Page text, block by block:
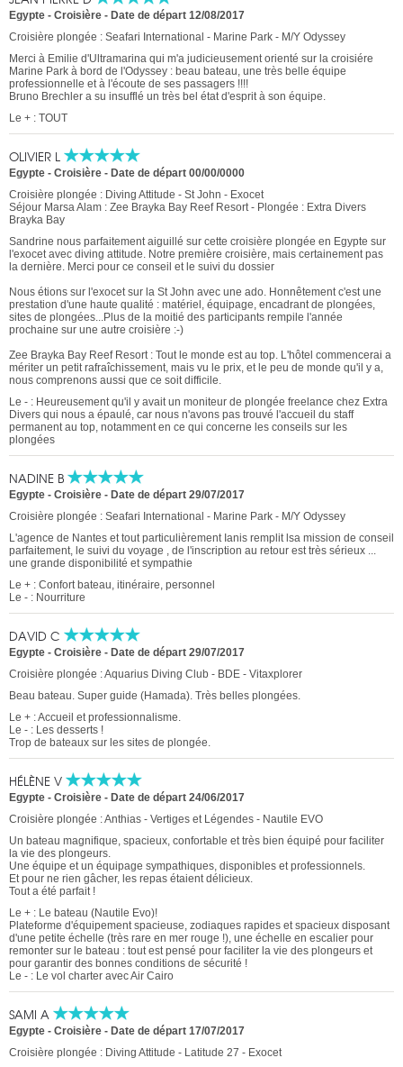
Egypte - Croisière - Date de départ 12/08/2017
Croisière plongée : Seafari International - Marine Park - M/Y Odyssey
Merci à Emilie d'Ultramarina qui m'a judicieusement orienté sur la croisiére
Marine Park à bord de l'Odyssey : beau bateau, une très belle équipe
professionnelle et à l'écoute de ses passagers !!!!
Bruno Brechler a su insufflé un très bel état d'esprit à son équipe.
Le + : TOUT
OLIVIER L
Egypte - Croisière - Date de départ 00/00/0000
Croisière plongée : Diving Attitude - St John - Exocet
Séjour Marsa Alam : Zee Brayka Bay Reef Resort - Plongée : Extra Divers
Brayka Bay
Sandrine nous parfaitement aiguillé sur cette croisière plongée en Egypte sur
l'exocet avec diving attitude. Notre première croisière, mais certainement pas
la dernière. Merci pour ce conseil et le suivi du dossier
Nous étions sur l'exocet sur la St John avec une ado. Honnêtement c'est une
prestation d'une haute qualité : matériel, équipage, encadrant de plongées,
sites de plongées...Plus de la moitié des participants rempile l'année
prochaine sur une autre croisière :-)
Zee Brayka Bay Reef Resort : Tout le monde est au top. L'hôtel commencerai a
mériter un petit rafraîchissement, mais vu le prix, et le peu de monde qu'il y a,
nous comprenons aussi que ce soit difficile.
Le - : Heureusement qu'il y avait un moniteur de plongée freelance chez Extra
Divers qui nous a épaulé, car nous n'avons pas trouvé l'accueil du staff
permanent au top, notamment en ce qui concerne les conseils sur les
plongées
NADINE B
Egypte - Croisière - Date de départ 29/07/2017
Croisière plongée : Seafari International - Marine Park - M/Y Odyssey
L'agence de Nantes et tout particulièrement Ianis remplit lsa mission de conseil
parfaitement, le suivi du voyage , de l'inscription au retour est très sérieux ...
une grande disponibilité et sympathie
Le + : Confort bateau, itinéraire, personnel
Le - : Nourriture
DAVID C
Egypte - Croisière - Date de départ 29/07/2017
Croisière plongée : Aquarius Diving Club - BDE - Vitaxplorer
Beau bateau. Super guide (Hamada). Très belles plongées.
Le + : Accueil et professionnalisme.
Le - : Les desserts !
Trop de bateaux sur les sites de plongée.
HÉLÈNE V
Egypte - Croisière - Date de départ 24/06/2017
Croisière plongée : Anthias - Vertiges et Légendes - Nautile EVO
Un bateau magnifique, spacieux, confortable et très bien équipé pour faciliter
la vie des plongeurs.
Une équipe et un équipage sympathiques, disponibles et professionnels.
Et pour ne rien gâcher, les repas étaient délicieux.
Tout a été parfait !
Le + : Le bateau (Nautile Evo)!
Plateforme d'équipement spacieuse, zodiaques rapides et spacieux disposant
d'une petite échelle (très rare en mer rouge !), une échelle en escalier pour
remonter sur le bateau : tout est pensé pour faciliter la vie des plongeurs et
pour garantir des bonnes conditions de sécurité !
Le - : Le vol charter avec Air Cairo
SAMI A
Egypte - Croisière - Date de départ 17/07/2017
Croisière plongée : Diving Attitude - Latitude 27 - Exocet